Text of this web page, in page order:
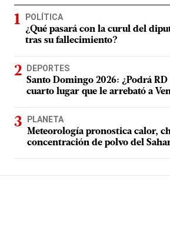
POLÍTICA
¿Qué pasará con la curul del
tras su fallecimiento?
DEPORTES
Santo Domingo 2026: ¿Podrá
cuarto lugar que le arrebató a
PLANETA
Meteorología pronostica calor,
concentración de polvo del